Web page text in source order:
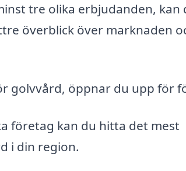
tre olika erbjudanden, kan
överblick över marknaden
golvvård, öppnar du upp för
företag kan du hitta det mest
i din region.